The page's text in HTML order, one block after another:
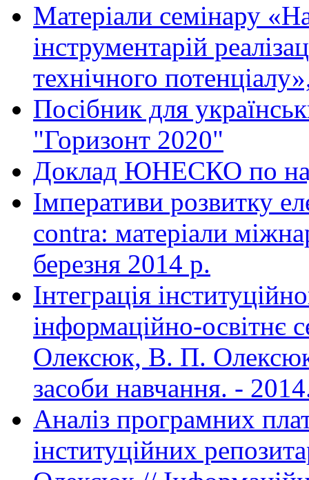
Матеріали семінару
інструментарій
технічного
Посібник для
"Горизонт 2020"
Доклад ЮНЕСКО по
Імперативи розвитку
contra: матеріали
березня 2014 р.
Інтеграція
інформаційно-
Олексюк, В. П. Олексюк
засоби навчання. -
Аналіз програмних
інституційних